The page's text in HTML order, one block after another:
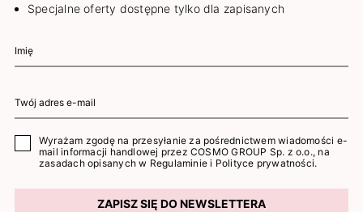
Specjalne oferty dostępne tylko dla zapisanych
Wyrażam zgodę na przesyłanie za pośrednictwem wiadomości e-
mail informacji handlowej przez COSMO GROUP Sp. z o.o., na
zasadach opisanych w Regulaminie i Polityce prywatności.
ZAPISZ SIĘ DO NEWSLETTERA